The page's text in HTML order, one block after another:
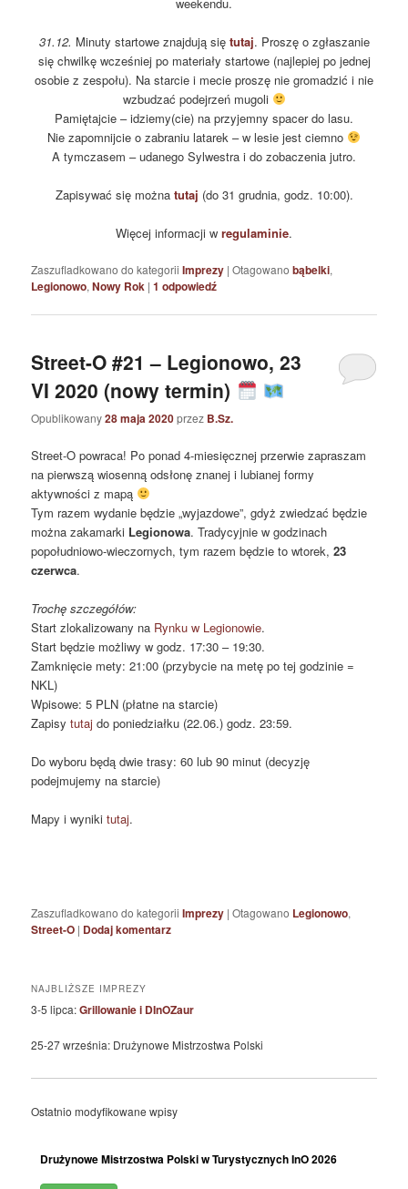
31.12. Minuty startowe znajdują się tutaj. Proszę o zgłaszanie
się chwilkę wcześniej po materiały startowe (najlepiej po jednej
osobie z zespołu). Na starcie i mecie proszę nie gromadzić i nie
wzbudzać podejrzeń mugoli
Pamiętajcie – idziemy(cie) na przyjemny spacer do lasu.
Nie zapomnijcie o zabraniu latarek – w lesie jest ciemno
A tymczasem – udanego Sylwestra i do zobaczenia jutro.
Zapisywać się można tutaj (do 31 grudnia, godz. 10:00).
Więcej informacji w regulaminie.
Zaszufladkowano do kategorii Imprezy |Otagowano bąbelki,
Legionowo,Nowy Rok |1 odpowiedź
Street-O #21 – Legionowo, 23
VI 2020 (nowy termin)
Opublikowany28 maja 2020przez B.Sz.
Street-O powraca! Po ponad 4-miesięcznej przerwie zapraszam
na pierwszą wiosenną odsłonę znanej i lubianej formy
aktywności z mapą
Tym razem wydanie będzie „wyjazdowe”, gdyż zwiedzać będzie
można zakamarki Legionowa. Tradycyjnie w godzinach
popołudniowo-wieczornych, tym razem będzie to wtorek,23
czerwca.
Trochę szczegółów:
Start zlokalizowany na Rynku w Legionowie.
Start będzie możliwy w godz. 17:30 – 19:30.
Zamknięcie mety: 21:00 (przybycie na metę po tej godzinie =
NKL)
Wpisowe: 5 PLN (płatne na starcie)
Zapisytutaj do poniedziałku (22.06.) godz. 23:59.
Do wyboru będą dwie trasy: 60 lub 90 minut (decyzję
podejmujemy na starcie)
Mapy i wynikitutaj.
Zaszufladkowano do kategorii Imprezy |Otagowano Legionowo,
Street-O | Dodaj komentarz
NAJBLIŻSZE IMPREZY
3-5 lipca:Grillowanie i DInOZaur
25-27 września: Drużynowe Mistrzostwa Polski
Ostatnio modyfikowane wpisy
Drużynowe Mistrzostwa Polski w Turystycznych InO 2026